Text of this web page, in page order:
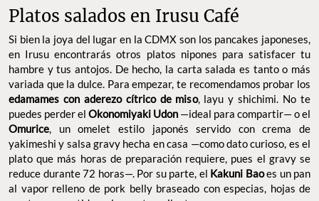
Platos salados en Irusu Café
Si bien la joya del lugar en la CDMX son los pancakes japoneses,
en Irusu encontrarás otros platos nipones para satisfacer tu
hambre y tus antojos. De hecho, la carta salada es tanto o más
variada que la dulce. Para empezar, te recomendamos probar los
edamames con aderezo cítrico de miso, layu y shichimi. No te
puedes perder el Okonomiyaki Udon —ideal para compartir— o el
Omurice, un omelet estilo japonés servido con crema de
yakimeshi y salsa gravy hecha en casa —como dato curioso, es el
plato que más horas de preparación requiere, pues el gravy se
reduce durante 72 horas—. Por su parte, el Kakuni Baoes un pan
al vapor relleno de pork belly braseado con especias, hojas de